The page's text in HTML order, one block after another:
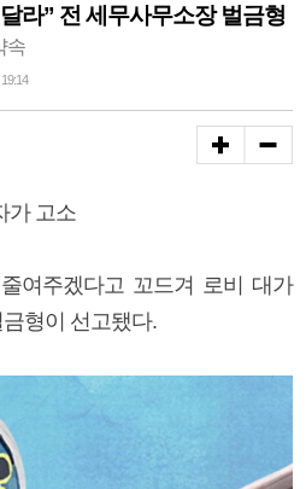
라” 전 세무사무소장 벌금형
속
가 고소
여주겠다고 꼬드겨 로비 대가
형이 선고됐다.